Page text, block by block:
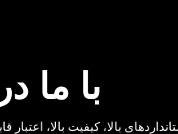
با ما
بالا، کیفیت بالا،